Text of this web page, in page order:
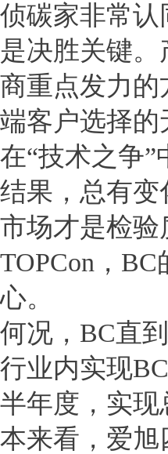
侦碳家非常
是决胜关键
商重点发力
端客户选择
在“技术之争
结果，总有变
市场才是检验
TOPCon，
心。
何况，BC直
行业内实现
半年度，实现
本来看，爱